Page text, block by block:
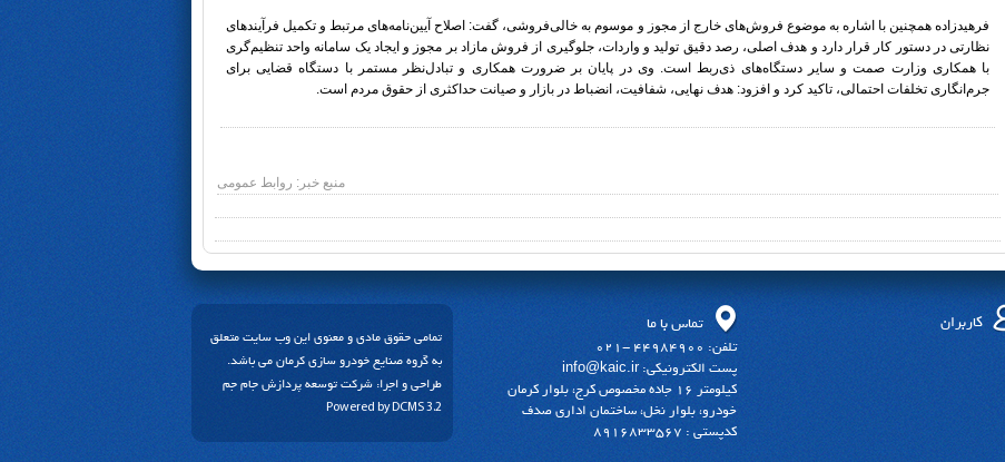
فرهیدزاده همچنین با اشاره به موضوع فروش‌های خارج از مجوز و موسوم به خالی‌فروشی، گفت: اصلاح آیین‌نامه‌های مرتبط و تکمیل فرآیندهای
نظارتی در دستور کار قرار دارد و هدف اصلی، رصد دقیق تولید و واردات، جلوگیری از فروش مازاد بر مجوز و ایجاد یک سامانه واحد تنظیم‌گری
با همکاری وزارت صمت و سایر دستگاه‌های ذی‌ربط است. وی در پایان بر ضرورت همکاری و تبادل‌نظر مستمر با دستگاه قضایی برای
جرم‌انگاری تخلفات احتمالی، تاکید کرد و افزود: هدف نهایی، شفافیت، انضباط در بازار و صیانت حداکثری از حقوق مردم است.
منبع خبر: روابط عمومی
کاربران
تماس با ما
تلفن: 44984900 -021
پست الکترونیکی: info@kaic.ir
کیلومتر 16 جاده مخصوص کرج، بلوار کرمان
خودرو، بلوار نخل، ساختمان اداری صدف
کدپستی : 8916833567
تمامی حقوق مادی و معنوی این وب سایت متعلق
به گروه صنایع خودرو سازی کرمان می باشد.
طراحی و اجرا: شرکت توسعه پردازش جام جم
Powered by DCMS 3.2